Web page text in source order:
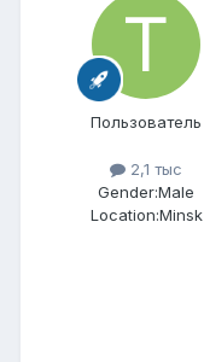
Пользователь
2,1 тыс
Gender:Male
Location:Minsk